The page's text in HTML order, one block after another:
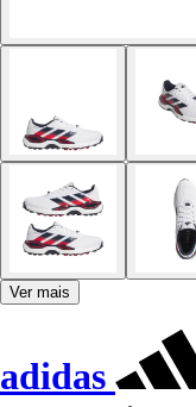
Ver mais
adidas